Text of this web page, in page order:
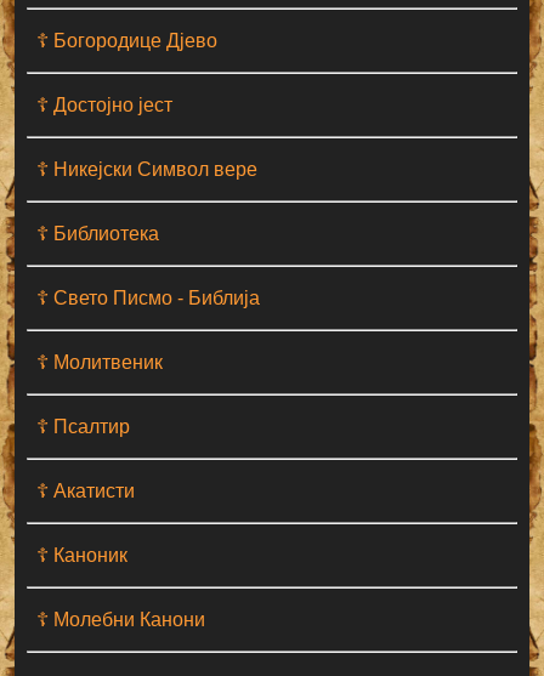
☦ Богородице Дјево
☦ Достојно јест
☦ Никејски Символ вере
☦ Библиотека
☦ Свето Писмо - Библија
☦ Молитвеник
☦ Псалтир
☦ Акатисти
☦ Каноник
☦ Молебни Канони